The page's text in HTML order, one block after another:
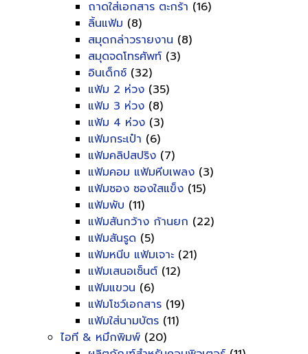
ถาดใส่เอกสาร ตะกร้า (16)
ลิ้นแฟ้ม (8)
สมุดกล่าวรายงาน (8)
สมุดจดโทรศัพท์ (3)
อินเด็กซ์ (32)
แฟ้ม 2 ห่วง (35)
แฟ้ม 3 ห่วง (8)
แฟ้ม 4 ห่วง (3)
แฟ้มกระเป๋า (6)
แฟ้มคลิปสปริง (7)
แฟ้มคอม แฟ้มหีบเพลง (3)
แฟ้มซอง ซองใสแข็ง (15)
แฟ้มพับ (11)
แฟ้มสันกว้าง ก้านยก (22)
แฟ้มสันรูด (5)
แฟ้มหนีบ แฟ้มเจาะ (21)
แฟ้มเสนอเซ็นต์ (12)
แฟ้มแขวน (6)
แฟ้มโชว์เอกสาร (19)
แฟ้มใส่นามบัตร (11)
ไอที & หมึกพิมพ์ (20)